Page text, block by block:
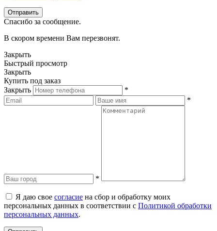
Спасибо за сообщение.
В скором времени Вам перезвонят.
Закрыть
Быстрый просмотр
Закрыть
Купить под заказ
Закрыть
*
*
*
Я даю свое согласие на сбор и обработку моих
персональных данных в соответствии с Политикой обработки
персональных данных.